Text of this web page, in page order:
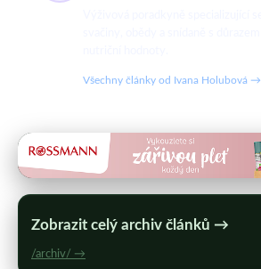
Všechny články od Ivana Holubová →
Zobrazit celý archiv článků →
/archiv/ →